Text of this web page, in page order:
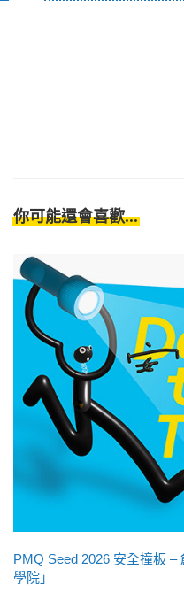
你可能還會喜歡...
PMQ Seed 2026 安全撞板
學院」